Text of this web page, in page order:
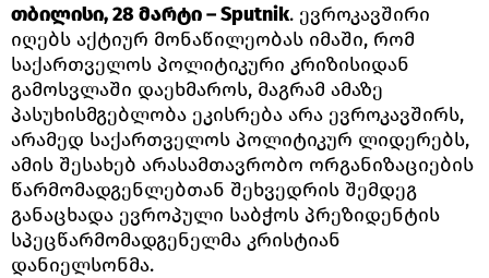
თბილისი, 28 მარტი – Sputnik. ევროკავშირი
იღებს აქტიურ მონაწილეობას იმაში, რომ
საქართველოს პოლიტიკური კრიზისიდან
გამოსვლაში დაეხმაროს, მაგრამ ამაზე
პასუხისმგებლობა ეკისრება არა ევროკავშირს,
არამედ საქართველოს პოლიტიკურ ლიდერებს,
ამის შესახებ არასამთავრობო ორგანიზაციების
წარმომადგენლებთან შეხვედრის შემდეგ
განაცხადა ევროპული საბჭოს პრეზიდენტის
სპეცწარმომადგენელმა კრისტიან
დანიელსონმა.